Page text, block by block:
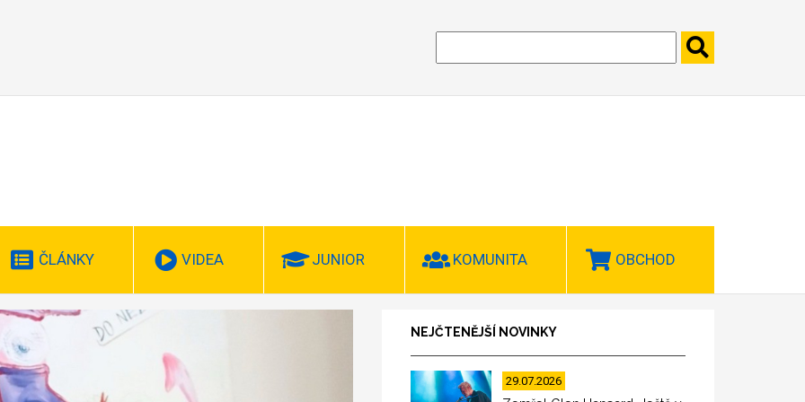
ČLÁNKY VIDEA JUNIOR KOMUNITA OBCHOD
NEJČTENĚJŠÍ NOVINKY
29.07.2026